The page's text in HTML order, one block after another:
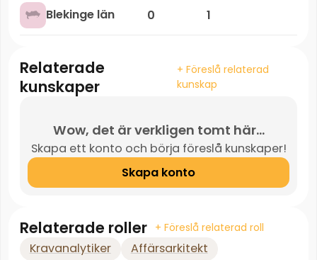
Blekinge län 0 1
Relaterade
kunskaper
+ Föreslå relaterad
kunskap
Wow, det är verkligen tomt här...
Skapa ett konto och börja föreslå kunskaper!
Skapa konto
Relaterade roller + Föreslå relaterad roll
Kravanalytiker
Affärsarkitekt